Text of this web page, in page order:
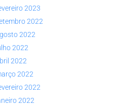
2023
2022
2022
2022
2022
2022
2022
2022